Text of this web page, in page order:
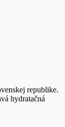
republike.
hydratačná